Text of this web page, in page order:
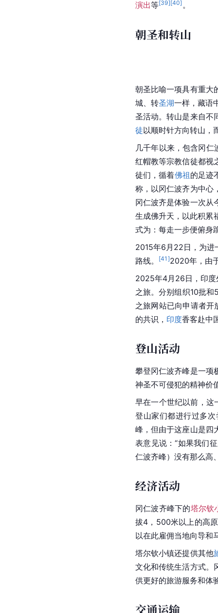
演出等[39][40] 。
朝圣和转山
朝圣比喻一项具有重大
城、转 圣湖 一样，藏
圣活动。转山是来自不
徒以顺时针方向转山，
几千年以来，包含冈仁
红帽教等宗教信徒都视
徒们，循着佛祖的足迹
称，以冈仁波齐为中心
冈仁波齐是体验一次从
式为：每走一步便俯身
2015年6月22日，为进
路线。
2020年，由
2025年4月26日，印
之旅。分别组织10批
之旅网站已向申请者开
的共识， 印度香客赴中
攀登冈仁波齐峰是一项
神圣不可侵犯的精神价
早在一个世纪以前，这
登山家们都进行过多次
峰，但由于这座山是四
表意见说：“如果我们
仁波齐峰）没有那么高
经济活动